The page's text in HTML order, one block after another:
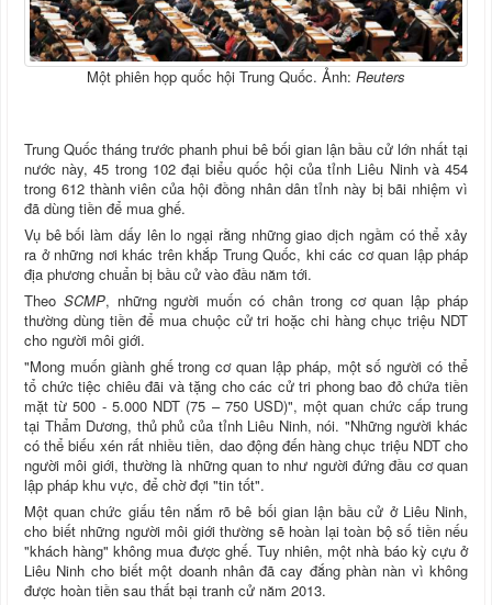
Một phiên họp quốc hội Trung Quốc. Ảnh: Reuters
Trung Quốc tháng trước phanh phui bê bối gian lận bầu cử lớn nhất tại
nước này, 45 trong 102 đại biểu quốc hội của tỉnh Liêu Ninh và 454
trong 612 thành viên của hội đồng nhân dân tỉnh này bị bãi nhiệm vì
đã dùng tiền để mua ghế.
Vụ bê bối làm dấy lên lo ngại rằng những giao dịch ngầm có thể xảy
ra ở những nơi khác trên khắp Trung Quốc, khi các cơ quan lập pháp
địa phương chuẩn bị bầu cử vào đầu năm tới.
Theo SCMP, những người muốn có chân trong cơ quan lập pháp
thường dùng tiền để mua chuộc cử tri hoặc chi hàng chục triệu NDT
cho người môi giới.
"Mong muốn giành ghế trong cơ quan lập pháp, một số người có thể
tổ chức tiệc chiêu đãi và tặng cho các cử tri phong bao đỏ chứa tiền
mặt từ 500 - 5.000 NDT (75 – 750 USD)", một quan chức cấp trung
tại Thẩm Dương, thủ phủ của tỉnh Liêu Ninh, nói. "Những người khác
có thể biếu xén rất nhiều tiền, dao động đến hàng chục triệu NDT cho
người môi giới, thường là những quan to như người đứng đầu cơ quan
lập pháp khu vực, để chờ đợi "tin tốt".
Một quan chức giấu tên nắm rõ bê bối gian lận bầu cử ở Liêu Ninh,
cho biết những người môi giới thường sẽ hoàn lại toàn bộ số tiền nếu
"khách hàng" không mua được ghế. Tuy nhiên, một nhà báo kỳ cựu ở
Liêu Ninh cho biết một doanh nhân đã cay đắng phàn nàn vì không
được hoàn tiền sau thất bại tranh cử năm 2013.